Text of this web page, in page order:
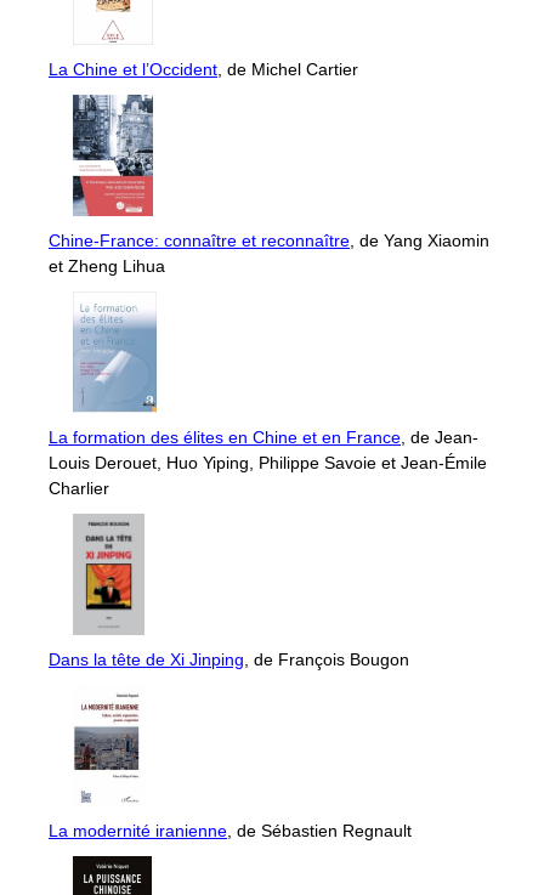
La Chine et l’Occident , de Michel Cartier
Chine-France: connaître et reconnaître , de Yang Xiaomin
et Zheng Lihua
La formation des élites en Chine et en France , de Jean-
Louis Derouet, Huo Yiping, Philippe Savoie et Jean-Émile
Charlier
Dans la tête de Xi Jinping , de François Bougon
La modernité iranienne , de Sébastien Regnault